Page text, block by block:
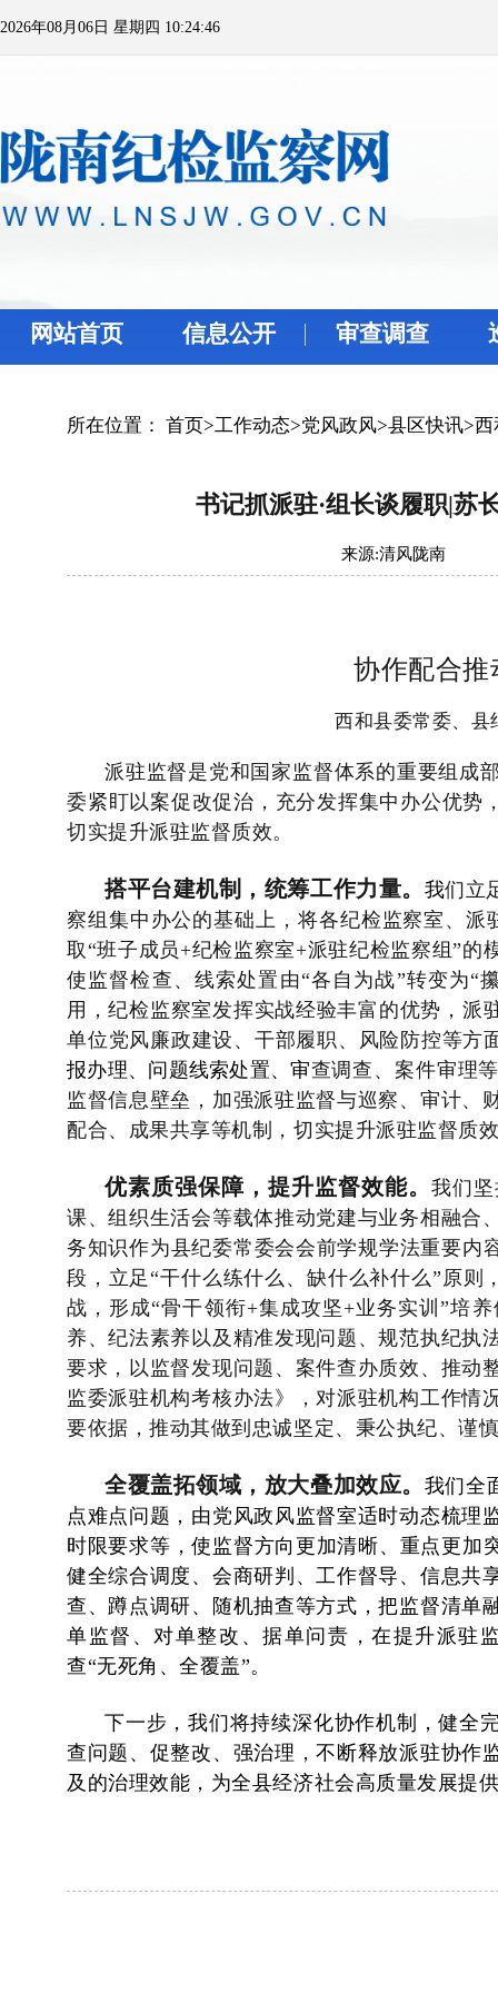
2026年08月06日 星期四 10:24:46
网站首页 信息公开 审查调查
所在位置： 首页>工作动态>党风政风>县区快讯>西
书记抓派驻·组长谈履职|苏
来源:清风陇南
协作配合
西和县委常委、县
派驻监督是党和国家监督体系的重要组成
委紧盯以案促改促治，充分发挥集中办公优势
切实提升派驻监督质效。
搭平台建机制，统筹工作力量。 我们 立
察组集中办公的基础上， 将各纪检监察室、派
取“班子成员+纪检监察室+派驻纪检监察组”
使监督检查、线索处置由“各自为战”转变为“
用，纪检监察室发挥实战经验丰富的优势，派
单位党风廉政建设、干部履职、风险防控等方
报办理、问题线索处置、审查调查、案件审理
监督信息壁垒， 加强派驻监督与巡察、审计、
配合、成果共享等机制，切实提升派驻监督质
优素质强保障，提升监督效能。我们
课、组织生活会等载体推动党建与业务相融合
务知识作为县纪委常委会会前学规学法重要内
段，立足“干什么练什么、缺什么补什么”原则
战，形成“骨干领衔+集成攻坚+业务实训”培
养、纪法素养以及精准发现问题、规范执纪执
要求，以监督发现问题、案件查办质效、推动
监委派驻机构考核办法》，对派驻机构工作情
要依据，推动其做到忠诚坚定、秉公执纪、谨
全覆盖拓领域，放大叠加效应。 我们全
点难点问题，由党风政风监督室适时动态梳理
时限要求等 ，使监督方向更加清晰、重点更
健全综合调度、会商研判、工作督导、信息共
查、蹲点调研、随机抽查等方式，把监督清单
单监督、对单整改、据单问责，在提升派驻
查“无死角、全覆盖”。
下一步，我们将持续深化协作机制，健全
查问题、促整改、强治理，不断释放派驻协作
及的治理效能，为全县经济社会高质量发展提